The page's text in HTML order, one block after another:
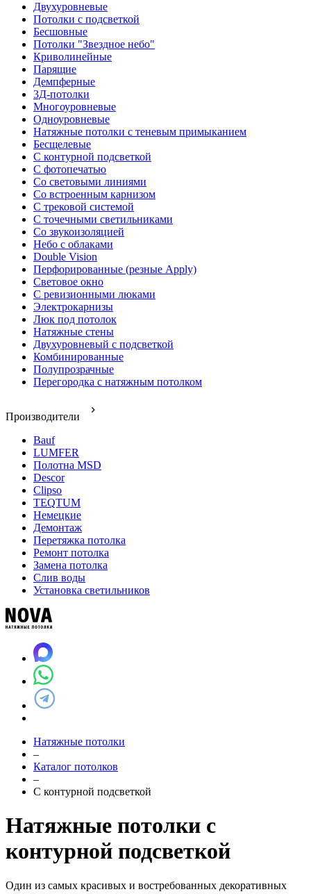
Двухуровневые
Потолки с подсветкой
Бесшовные
Потолки "Звездное небо"
Криволинейные
Парящие
Демпферные
3Д-потолки
Многоуровневые
Одноуровневые
Натяжные потолки с теневым примыканием
Бесщелевые
С контурной подсветкой
С фотопечатью
Со световыми линиями
Со встроенным карнизом
С трековой системой
С точечными светильниками
Со звукоизоляцией
Небо с облаками
Double Vision
Перфорированные (резные Apply)
Световое окно
С ревизионными люками
Электрокарнизы
Люк под потолок
Натяжные стены
Двухуровневый с подсветкой
Комбинированные
Полупрозрачные
Перегородка с натяжным потолком
Производители
Bauf
LUMFER
Полотна MSD
Descor
Clipso
TEQTUM
Немецкие
Демонтаж
Перетяжка потолка
Ремонт потолка
Замена потолка
Слив воды
Установка светильников
Натяжные потолки
–
Каталог потолков
–
С контурной подсветкой
Натяжные потолки с
контурной подсветкой
Один из самых красивых и востребованных декоративных